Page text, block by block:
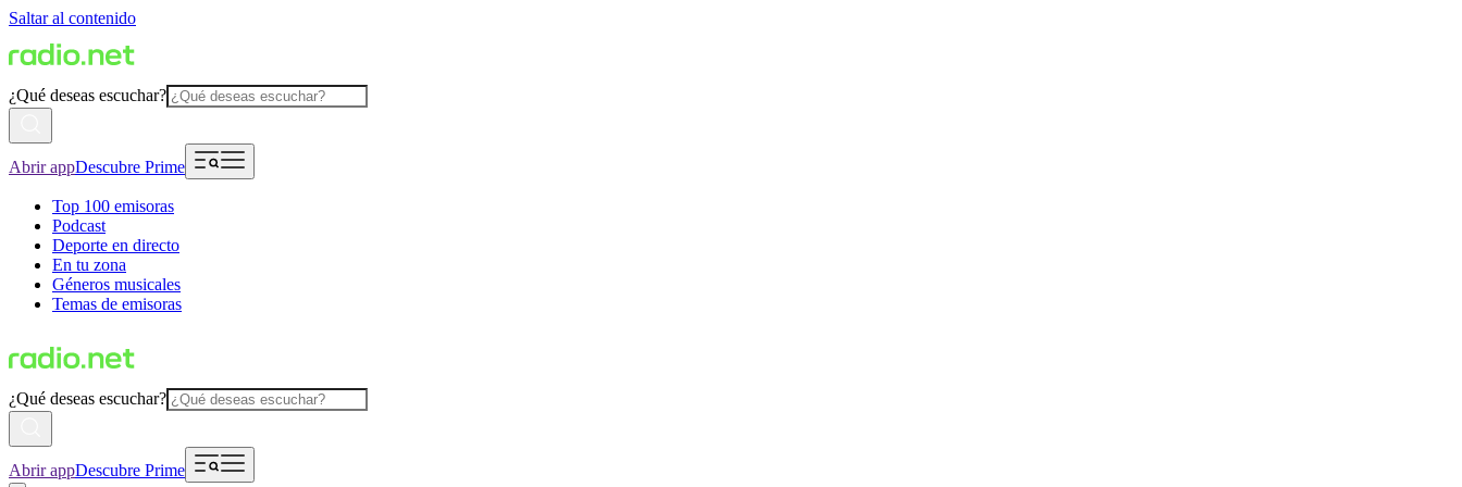
Saltar al contenido
¿Qué deseas escuchar?
Abrir appDescubre Prime
Top 100 emisoras
Podcast
Deporte en directo
En tu zona
Géneros musicales
Temas de emisoras
¿Qué deseas escuchar?
Abrir appDescubre Prime